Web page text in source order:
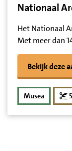
Nationaal
Het Nationaal
Met meer dan
Bekijk deze
Musea